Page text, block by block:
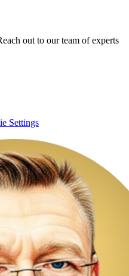
out to our team of experts
Settings